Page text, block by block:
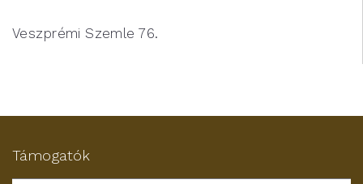
Veszprémi Szemle 76.
Támogatók